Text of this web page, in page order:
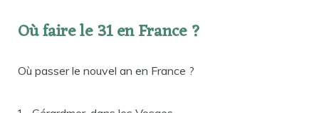
Où faire le 31 en France ?
Où passer le nouvel an en France ?